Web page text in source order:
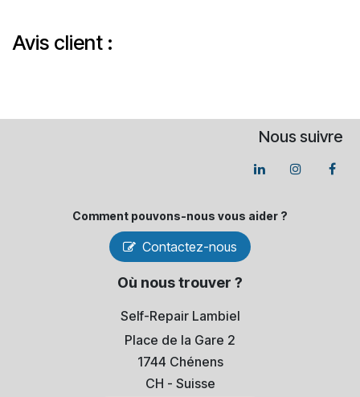
Avis client :
Nous suivre
Comment pouvons-​nous vous aider ?
Contactez-nous
Où nous trouver ?
Self-Repair Lambiel
Place de la Gare 2
1744 Chénens
​CH - Suisse